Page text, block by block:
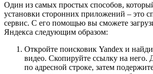
Один из самых простых способов,
установки сторонних приложений – это
сервис. С его помощью вы сможете
Яндекса следующим образом:
Откройте поисковик Yandex и
видео. Скопируйте ссылку на него.
по адресной строке, затем